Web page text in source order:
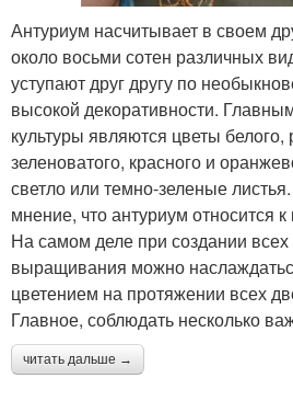
Антуриум насчитывает в своем
около восьми сотен различных
уступают друг другу по
высокой декоративности.
культуры являются цветы белого,
зеленоватого, красного и
светло или темно-зеленые
мнение, что антуриум относится
На самом деле при создании
выращивания можно
цветением на протяжении всех
Главное, соблюдать несколько
читать дальше →